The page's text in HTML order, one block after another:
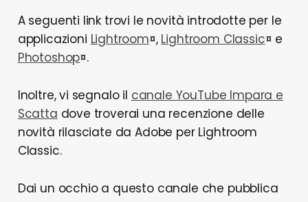
A seguenti link trovi le novità introdotte per le
applicazioni Lightroom¤, Lightroom Classic¤ e
Photoshop¤.
Inoltre, vi segnalo il canale YouTube Impara e
Scatta dove troverai una recenzione delle
novità rilasciate da Adobe per Lightroom
Classic.
Dai un occhio a questo canale che pubblica